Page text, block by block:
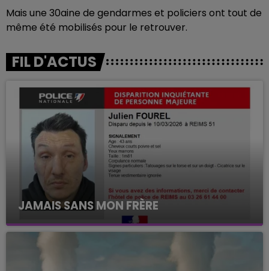
Mais une 30aine de gendarmes et policiers ont tout de
même été mobilisés pour le retrouver.
FIL D'ACTUS
JAMAIS SANS MON FRÈRE
Julien Fourel n'a plus donné signé de vie depuis 5
mois. Sa sœur poursuit ses recherches pour le
retrouver.